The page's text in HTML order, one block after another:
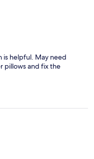
is helpful. May need
pillows and fix the